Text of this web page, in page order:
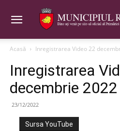
Acasă Inregistrarea Video 22
Inregistrarea
decembrie 2022
23/12/2022
Sursa YouTube